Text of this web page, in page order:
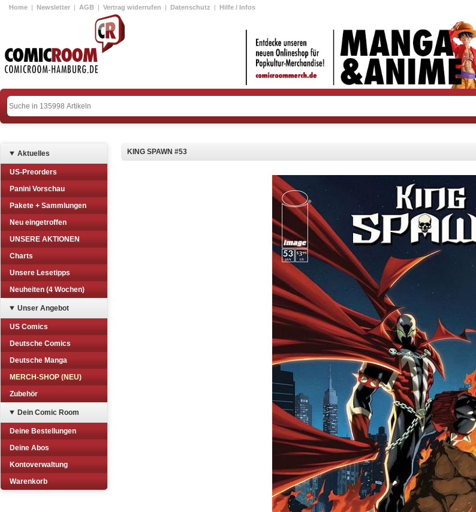
Home | Newsletter | AGB | Vertrag widerrufen | Datenschutz | Hilfe / Infos
Aktuelles
US-Preorders
Panini Vorschau
Pakete + Sammlungen
Neu eingetroffen
UNSERE AKTIONEN
Charts
Unsere Lesetipps
Neuheiten (4 Wochen)
Unser Angebot
US Comics
Deutsche Comics
Deutsche Manga
MERCH-SHOP (NEU)
Zubehör
Dein Comic Room
Deine Bestellungen
Deine Abos
Kontoverwaltung
Warenkorb
KING SPAWN #53